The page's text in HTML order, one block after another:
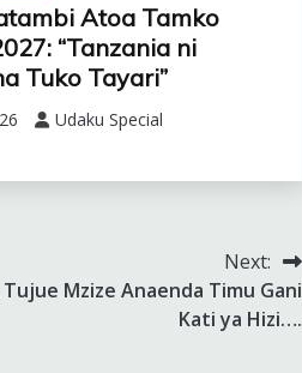
Atoa Tamko
“Tanzania ni
Tuko Tayari”
Udaku Special
Next:
Mzize Anaenda Timu Gani
Kati ya Hizi….